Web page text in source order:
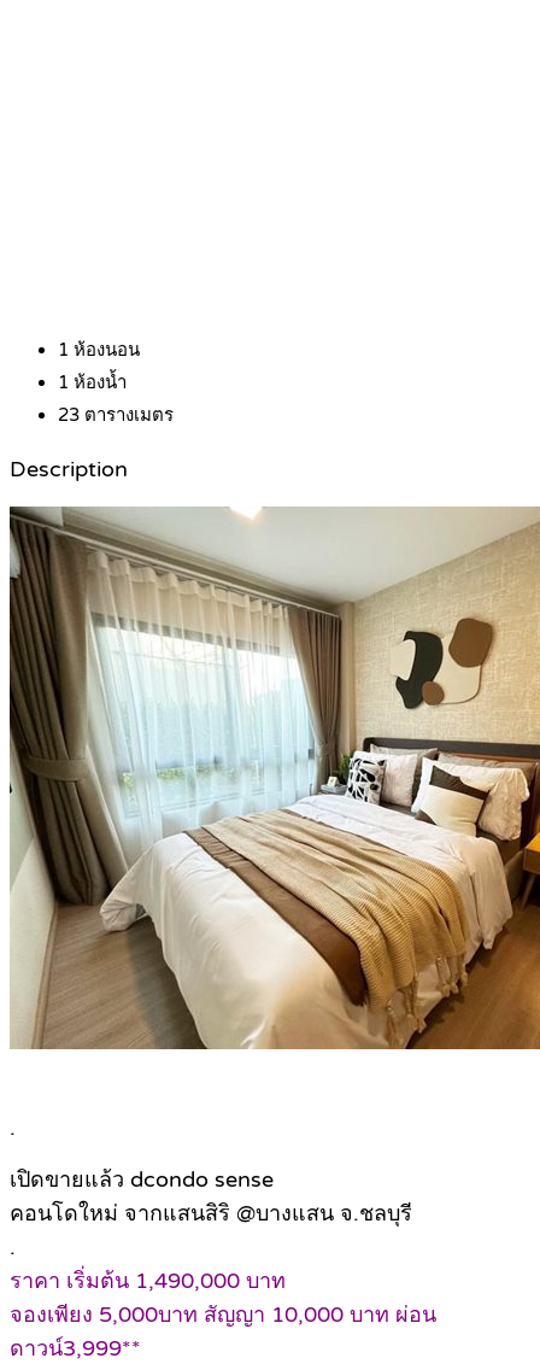
1 ห้องนอน
1 ห้องน้ำ
23 ตารางเมตร
Description
.
เปิดขายแล้ว dcondo sense
คอนโดใหม่ จากแสนสิริ @บางแสน จ.ชลบุรี
.
ราคา เริ่มต้น 1,490,000 บาท
จองเพียง 5,000บาท สัญญา 10,000 บาท ผ่อน
ดาวน์3,999**